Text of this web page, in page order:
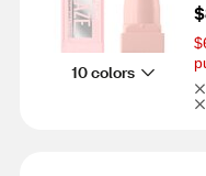
10 colors